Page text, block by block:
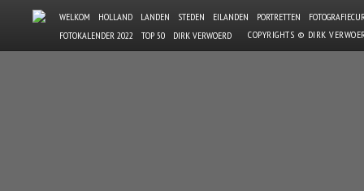
WELKOM HOLLAND LANDEN STEDEN EILANDEN PORTRETTEN
FOTOKALENDER 2022
TOP 50 DIRK VERWOERD COPYRIGHTS © DIRK